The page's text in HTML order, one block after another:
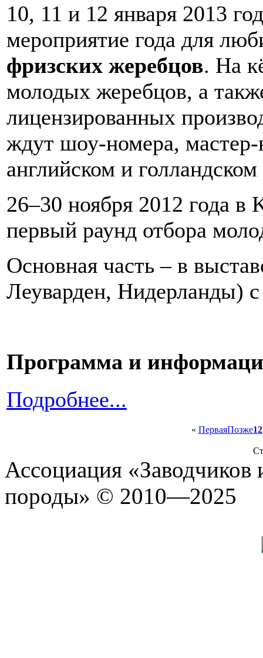
10, 11 и 12 января 2013
мероприятие года для
фризских жеребцов. На
молодых жеребцов, а
лицензированных
ждут шоу-номера,
английском и
26–30 ноября 2012 года
первый раунд отбора
Основная часть – в
Леуварден, Нидерланды)
Программа и
Подробнее...
« ПерваяПозже12
Ассоциация
породы» © 2010—2025